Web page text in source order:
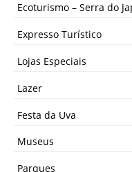
Ecoturismo – Serra do
Expresso Turístico
Lojas Especiais
Lazer
Festa da Uva
Museus
Parques